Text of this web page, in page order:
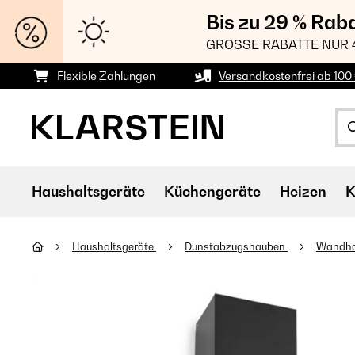
Bis zu 29 %
GROSSE RABATTE
Flexible Zahlungen Versandkostenfrei ab 100
Haushaltsgeräte Küchengeräte Heizen
Haushaltsgeräte Dunstabzugshauben